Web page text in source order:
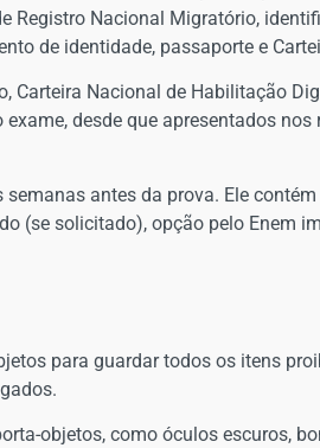
Registro Nacional Migratório,
de identidade, passaporte e
Carteira Nacional de Habilitação
desde que apresentados
antes da prova. Ele
(se solicitado), opção pelo Enem
para guardar todos os itens
objetos, como óculos escuros,